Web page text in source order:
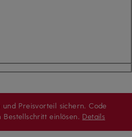
Preisvorteil sichern. Code
Bestellschritt einlösen. Details